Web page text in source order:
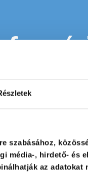
szabásához,
média-, hirdető- és
az adatokat